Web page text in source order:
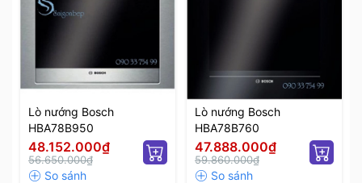
Lò nướng Bosch
HBA78B950
48.152.000₫
56.650.000₫
Lò nướng Bosch
HBA78B760
47.888.000₫
59.860.000₫